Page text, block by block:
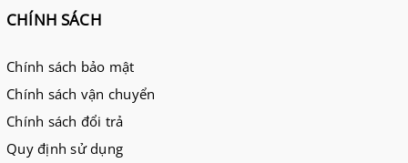
CHÍNH SÁCH
Chính sách bảo mật
Chính sách vận chuyển
Chính sách đổi trả
Quy định sử dụng